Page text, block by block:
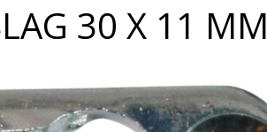
30 X 11 MM